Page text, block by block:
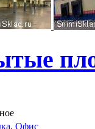
, Офис